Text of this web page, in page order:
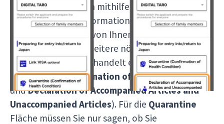
Da Sie nun die Daten mithilfe der von uns
bereitgestellten Informationen kopiert haben,
können Sie auf den von Ihnen erstellten Eintrag
drücken, um dann weitere nötige Informationen
auszufüllen. Hierbei handelt es sich um die
Quarantine (Confirmation of Health Condition
undDeclaration of Accompanied Articles and
Unaccompanied Articles). Für die Quarantine
Fläche müssen Sie nur sagen, ob Sie